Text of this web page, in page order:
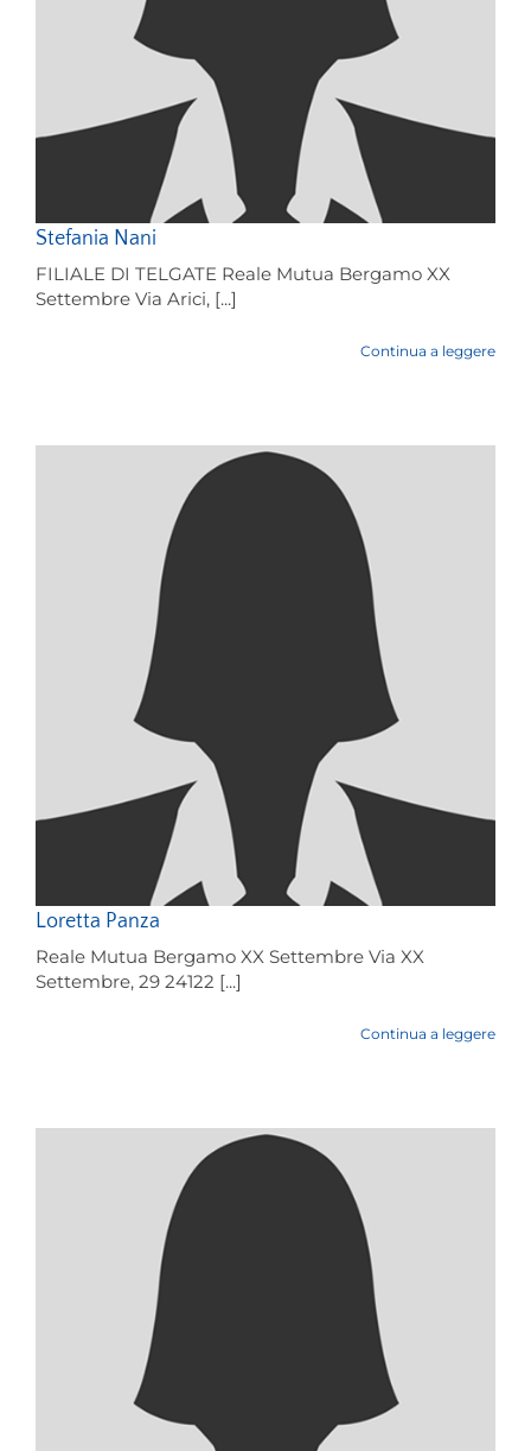
Stefania Nani
FILIALE DI TELGATE Reale Mutua Bergamo XX
Settembre Via Arici, [...]
Continua a leggere
Loretta Panza
Reale Mutua Bergamo XX Settembre Via XX
Settembre, 29 24122 [...]
Continua a leggere